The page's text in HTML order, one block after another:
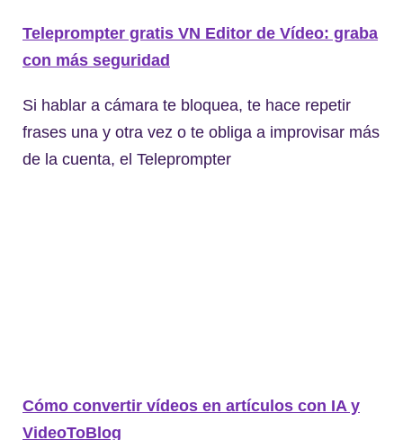
Teleprompter gratis VN Editor de Vídeo: graba
con más seguridad
Si hablar a cámara te bloquea, te hace repetir
frases una y otra vez o te obliga a improvisar más
de la cuenta, el Teleprompter
Cómo convertir vídeos en artículos con IA y
VideoToBlog